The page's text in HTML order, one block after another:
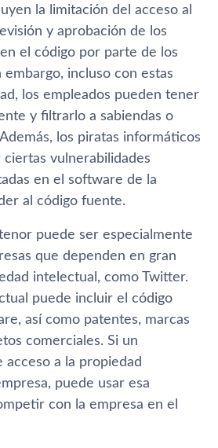
la limitación del acceso al
y aprobación de los
el código por parte de los
embargo, incluso con estas
los empleados pueden tener
y filtrarlo a sabiendas o
los piratas informáticos
vulnerabilidades
en el software de la
al código fuente.
puede ser especialmente
que dependen en gran
intelectual, como Twitter.
puede incluir el código
así como patentes, marcas
comerciales. Si un
a la propiedad
puede usar esa
con la empresa en el